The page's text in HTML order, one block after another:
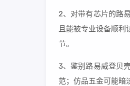
2、对带有芯片的路
且能被专业设备顺
节。
3、鉴别路易威登贝
范；仿品五金可能暗